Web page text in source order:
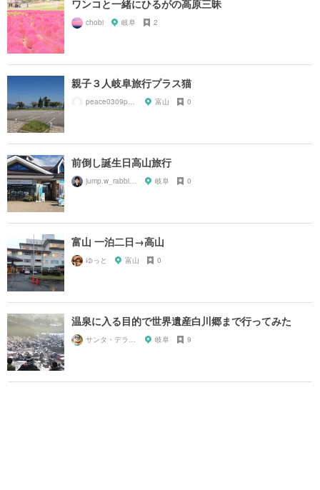
ワンコと一緒にひるがの高原三昧
chobi 岐阜 2
親子３人岐阜旅行プラス猫
peace0309peace 富山 0
前倒し誕生日高山旅行
jump.w_rabbitkun 岐阜 0
富山 一泊二日→高山
ゆっと 富山 0
温泉に入る目的で世界遺産白川郷まで行ってみた
サンタ・デラックス 岐阜 9